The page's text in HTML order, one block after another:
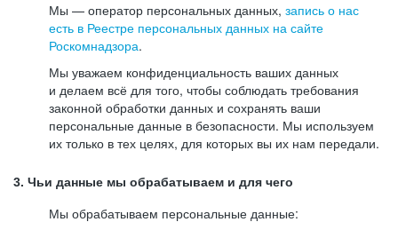
Мы — оператор персональных данных, запись о нас
есть в Реестре персональных данных на сайте
Роскомнадзора.
Мы уважаем конфиденциальность ваших данных
и делаем всё для того, чтобы соблюдать требования
законной обработки данных и сохранять ваши
персональные данные в безопасности. Мы используем
их только в тех целях, для которых вы их нам передали.
3. Чьи данные мы обрабатываем и для чего
Мы обрабатываем персональные данные: